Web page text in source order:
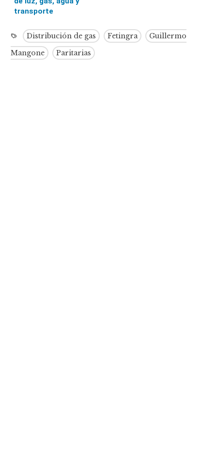
transporte
Distribución de gas Fetingra
Guillermo
Mangone
Paritarias